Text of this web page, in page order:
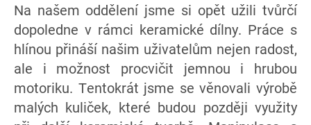
Na našem oddělení jsme si opět užili tvůrčí
dopoledne v rámci keramické dílny. Práce s
hlínou přináší našim uživatelům nejen radost,
ale i možnost procvičit jemnou i hrubou
motoriku. Tentokrát jsme se věnovali výrobě
malých kuliček, které budou později využity